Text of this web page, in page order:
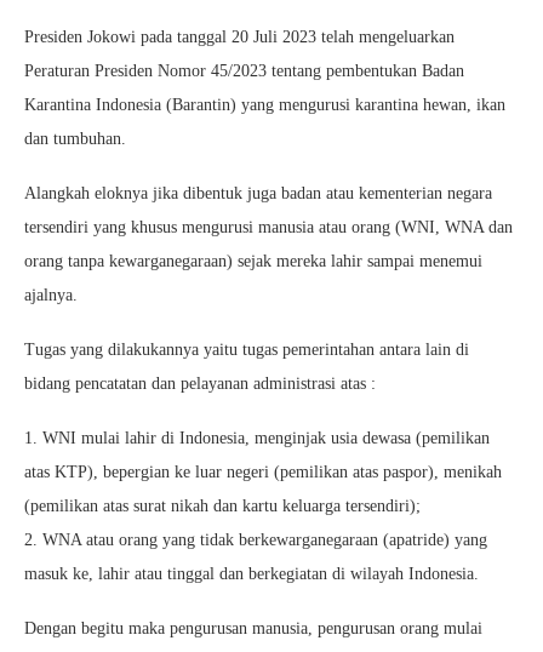
Presiden Jokowi pada tanggal 20 Juli 2023 telah mengeluarkan
Peraturan Presiden Nomor 45/2023 tentang pembentukan Badan
Karantina Indonesia (Barantin) yang mengurusi karantina hewan, ikan
dan tumbuhan.
Alangkah eloknya jika dibentuk juga badan atau kementerian negara
tersendiri yang khusus mengurusi manusia atau orang (WNI, WNA dan
orang tanpa kewarganegaraan) sejak mereka lahir sampai menemui
ajalnya.
Tugas yang dilakukannya yaitu tugas pemerintahan antara lain di
bidang pencatatan dan pelayanan administrasi atas :
1.⁠ ⁠WNI mulai lahir di Indonesia, menginjak usia dewasa (pemilikan
atas KTP), bepergian ke luar negeri (pemilikan atas paspor), menikah
(pemilikan atas surat nikah dan kartu keluarga tersendiri);
2.⁠ ⁠WNA atau orang yang tidak berkewarganegaraan (apatride) yang
masuk ke, lahir atau tinggal dan berkegiatan di wilayah Indonesia.
Dengan begitu maka pengurusan manusia, pengurusan orang mulai